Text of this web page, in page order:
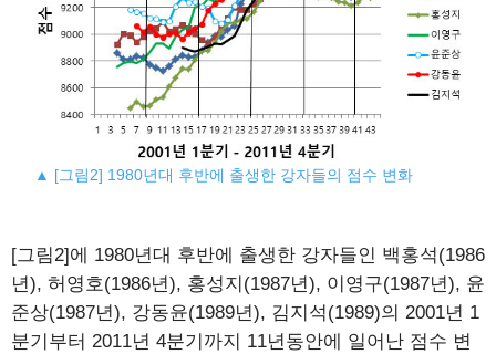
▲ [그림2] 1980년대 후반에 출생한 강자들의 점수 변화
[그림2]에 1980년대 후반에 출생한 강자들인 백홍석(1986
년), 허영호(1986년), 홍성지(1987년), 이영구(1987년), 윤
준상(1987년), 강동윤(1989년), 김지석(1989)의 2001년 1
분기부터 2011년 4분기까지 11년동안에 일어난 점수 변